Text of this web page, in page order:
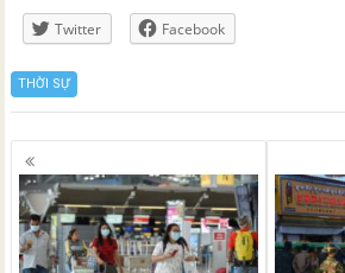
Twitter Facebook
THỜI SỰ
Posts
navigation